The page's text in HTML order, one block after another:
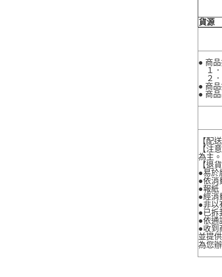
貨源
● 商
１．
２．
● 商
● 商
【配
【注
為主。
【退
●易於
●依消
●報紙
●經消
●非以
●已拆
●依通
●收到
並提
為您